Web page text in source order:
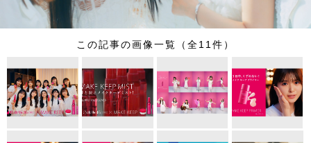
この記事の画像一覧（全11件）